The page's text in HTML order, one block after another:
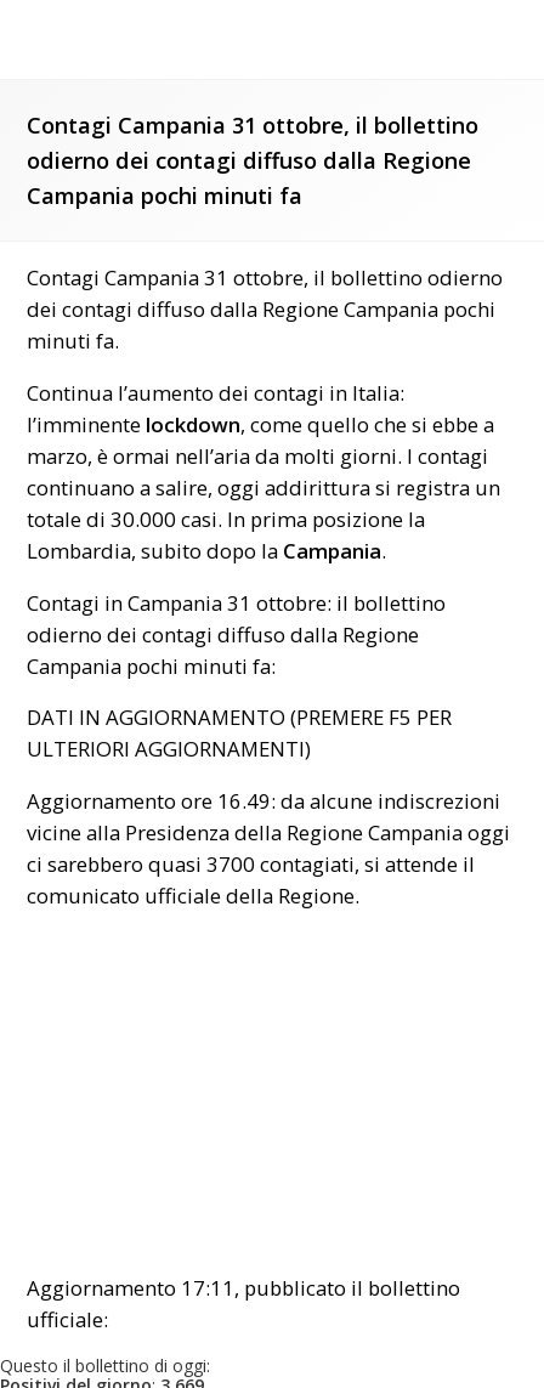
Contagi Campania 31 ottobre, il bollettino
odierno dei contagi diffuso dalla Regione
Campania pochi minuti fa
Contagi Campania 31 ottobre, il bollettino odierno
dei contagi diffuso dalla Regione Campania pochi
minuti fa.
Continua l’aumento dei contagi in Italia:
l’imminente lockdown, come quello che si ebbe a
marzo, è ormai nell’aria da molti giorni. I contagi
continuano a salire, oggi addirittura si registra un
totale di30.000 casi. In prima posizione la
Lombardia, subito dopo la Campania.
Contagi in Campania 31 ottobre: il bollettino
odierno dei contagi diffuso dalla Regione
Campania pochi minuti fa:
DATI IN AGGIORNAMENTO (PREMERE F5 PER
ULTERIORI AGGIORNAMENTI)
Aggiornamento ore 16.49: da alcune indiscrezioni
vicine alla Presidenza della Regione Campania oggi
ci sarebbero quasi 3700 contagiati, si attende il
comunicato ufficiale della Regione.
Aggiornamento 17:11, pubblicato il bollettino
ufficiale:
Questo il bollettino di oggi: